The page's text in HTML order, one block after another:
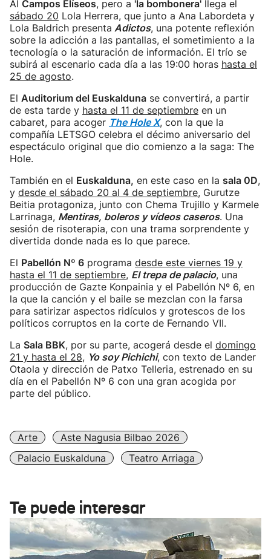
Al Campos Elíseos, pero a 'la bombonera' llega el
sábado 20 Lola Herrera, que junto a Ana Labordeta y
Lola Baldrich presenta Adictos, una potente reflexión
sobre la adicción a las pantallas, el sometimiento a la
tecnología o la saturación de información. El trío se
subirá al escenario cada día a las 19:00 horas hasta el
25 de agosto.
El Auditorium del Euskalduna se convertirá, a partir
de esta tarde y hasta el 11 de septiembre en un
cabaret, para acoger The Hole X, con la que la
compañía LETSGO celebra el décimo aniversario del
espectáculo original que dio comienzo a la saga: The
Hole.
También en el Euskalduna, en este caso en la sala 0D,
y desde el sábado 20 al 4 de septiembre, Gurutze
Beitia protagoniza, junto con Chema Trujillo y Karmele
Larrinaga, Mentiras, boleros y vídeos caseros. Una
sesión de risoterapia, con una trama sorprendente y
divertida donde nada es lo que parece.
El Pabellón Nº 6 programa desde este viernes 19 y
hasta el 11 de septiembre, El trepa de palacio, una
producción de Gazte Konpainia y el Pabellón Nº 6, en
la que la canción y el baile se mezclan con la farsa
para satirizar aspectos ridículos y grotescos de los
políticos corruptos en la corte de Fernando VII.
La Sala BBK, por su parte, acogerá desde el domingo
21 y hasta el 28, Yo soy Pichichi, con texto de Lander
Otaola y dirección de Patxo Telleria, estrenado en su
día en el Pabellón Nº 6 con una gran acogida por
parte del público.
Arte
Aste Nagusia Bilbao 2026
Palacio Euskalduna
Teatro Arriaga
Te puede interesar